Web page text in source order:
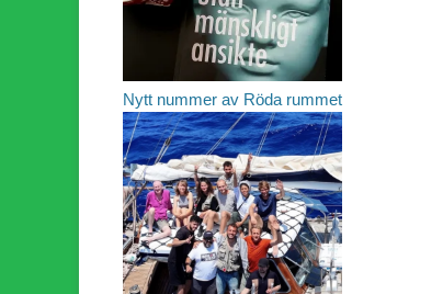
Nytt nummer av Röda rummet